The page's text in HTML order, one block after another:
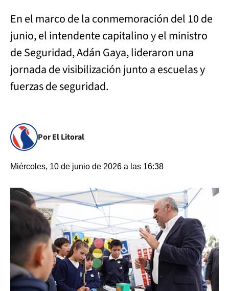
En el marco de la conmemoración del 10 de
junio, el intendente capitalino y el ministro
de Seguridad, Adán Gaya, lideraron una
jornada de visibilización junto a escuelas y
fuerzas de seguridad.
Por El Litoral
Miércoles, 10 de junio de 2026 a las 16:38